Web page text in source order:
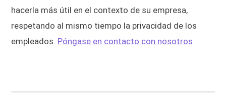
hacerla más útil en el contexto de su empresa,
respetando al mismo tiempo la privacidad de los
empleados. Póngase en contacto con nosotros